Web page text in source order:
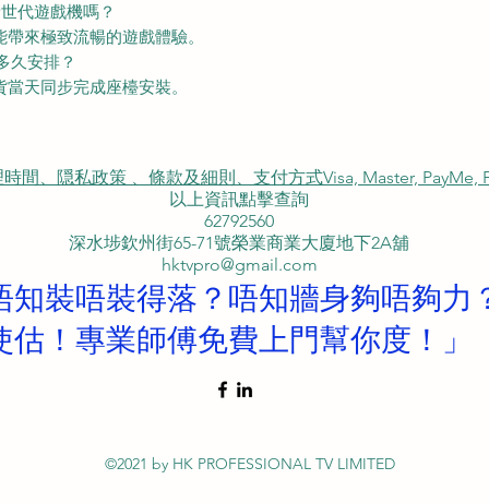
代遊戲機嗎？
來極致流暢的遊戲體驗。
久安排？
天同步完成座檯安裝。
間、隠私政策 、條款及細則、支付方式Visa, Master, PayMe,
以上資訊點擊查詢
62792560
深水埗欽州街65-71號榮業商業大廈地下2A舖
hktvpro@gmail.com
知裝唔裝得落？唔知牆身夠唔夠力
估！專業師傅免費上門幫你度！」
©2021 by HK PROFESSIONAL TV LIMITED